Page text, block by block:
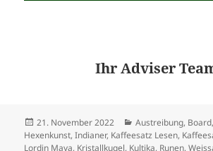
Ihr Adviser
Veröffentlicht
am
21. November 2022 Kategorien
Austreibung, Board,
Hexenkunst,Indianer, Kaffeesatz Lesen,
Lordin Maya, Kristallkugel, Kultika, Runen,